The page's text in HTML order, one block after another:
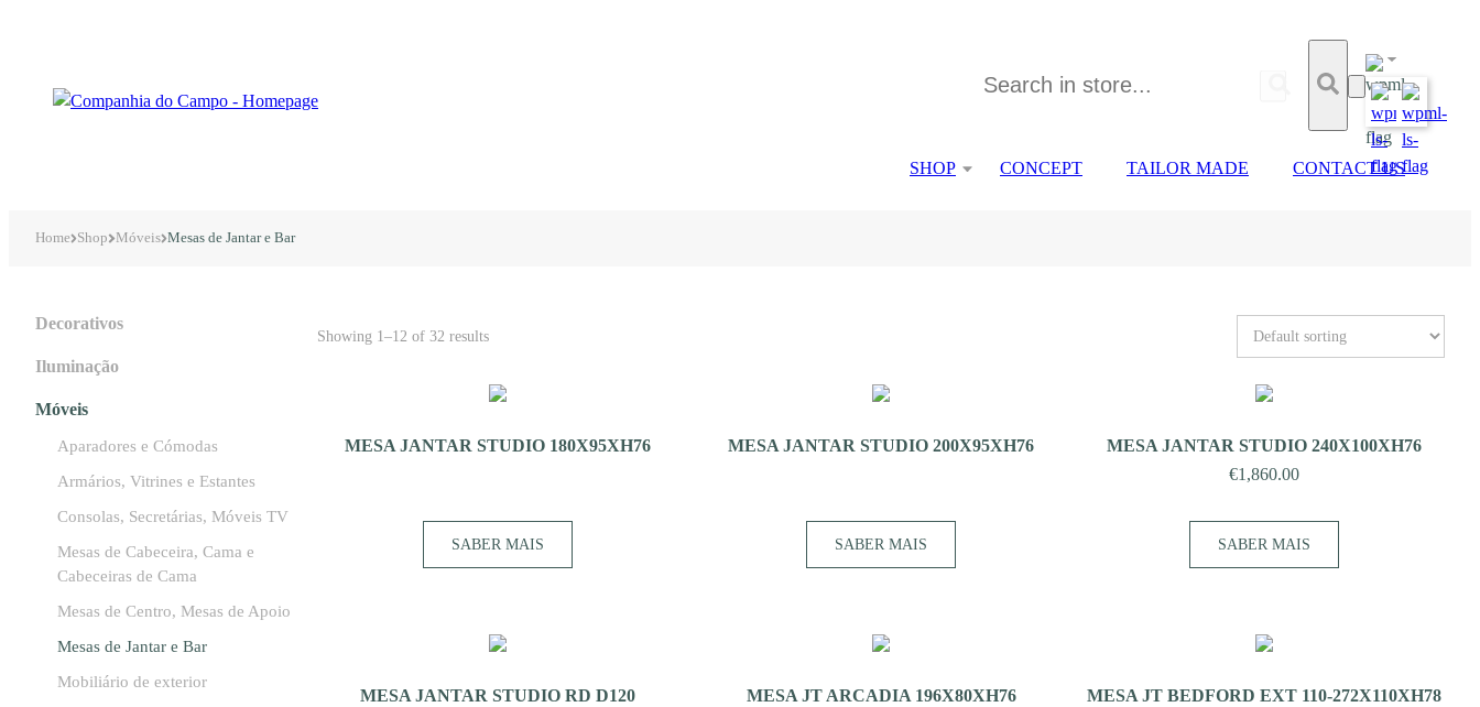
SHOP CONCEPT TAILOR MADE CONTACT US
Home Shop Móveis Mesas de Jantar e Bar
Decorativos
Iluminação
Móveis
Aparadores e Cómodas
Armários, Vitrines e Estantes
Consolas, Secretárias, Móveis TV
Mesas de Cabeceira, Cama e
Cabeceiras de Cama
Mesas de Centro, Mesas de Apoio
Mesas de Jantar e Bar
Mobiliário de exterior
Showing 1–12 of 32 results
MESA JANTAR STUDIO 180X95XH76
SABER MAIS
MESA JANTAR STUDIO 200X95XH76
SABER MAIS
MESA JANTAR STUDIO 240X100XH76
€1,860.00
SABER MAIS
MESA JANTAR STUDIO RD D120
MESA JT ARCADIA 196X80XH76 MESA JT BEDFORD EXT 110-272X110XH78